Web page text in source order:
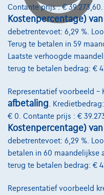
Contante prijs : € 39.273,60.
Kostenpercentage)
debetrentevoet: 6,29 %.
Terug te betalen in 59
Laatste verhoogde
terug te betalen bedrag: €
Representatief voorbeeld –
afbetaling.
€ 0. Contante prijs : €
Kostenpercentage)
debetrentevoet: 6,29 %.
betalen in 60 maandelijkse
terug te betalen bedrag: €
Representatief voorbeeld
Pechverhelping
Financiering
Autoverzekering
Lease en persoonlijke
Over Ons
Word klant
Kwaliteitscharter
Onze dealers